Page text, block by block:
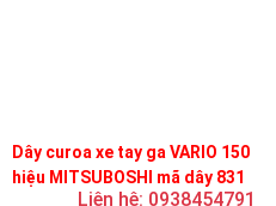
Dây curoa xe tay ga VARIO 150
hiệu MITSUBOSHI mã dây 831
Liên hệ: 0938454791